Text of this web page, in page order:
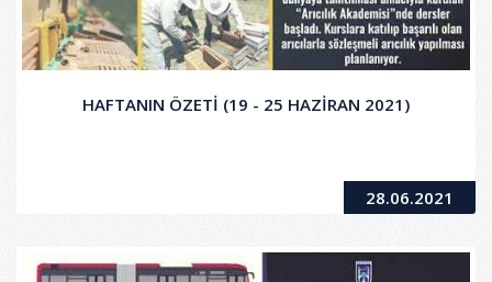
HAFTANIN ÖZETİ (19 - 25 HAZİRAN 2021)
28.06.2021